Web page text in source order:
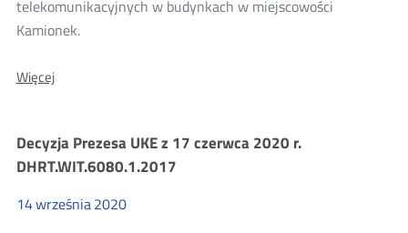
telekomunikacyjnych w budynkach w miejscowości
Kamionek.
WięcejO:
z
17
czerwca
r.
Decyzja Prezesa UKE z 17 czerwca 2020 r.
DHRT.WIT.6080.1.2017
14września2020